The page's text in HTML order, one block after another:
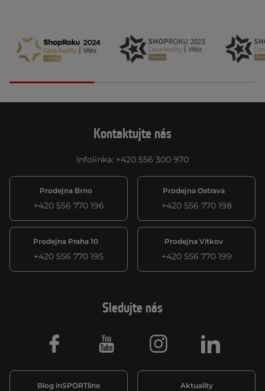
Kontaktujte nás
Infolinka: +420 556 300 970
Prodejna Brno
+420 556 770 196
Prodejna Ostrava
+420 556 770 198
Prodejna Praha 10
+420 556 770 195
Prodejna Vítkov
+420 556 770 199
Sledujte nás
Blog inSPORTline Aktuality
Facebook Youtube Instagram LinkedIn